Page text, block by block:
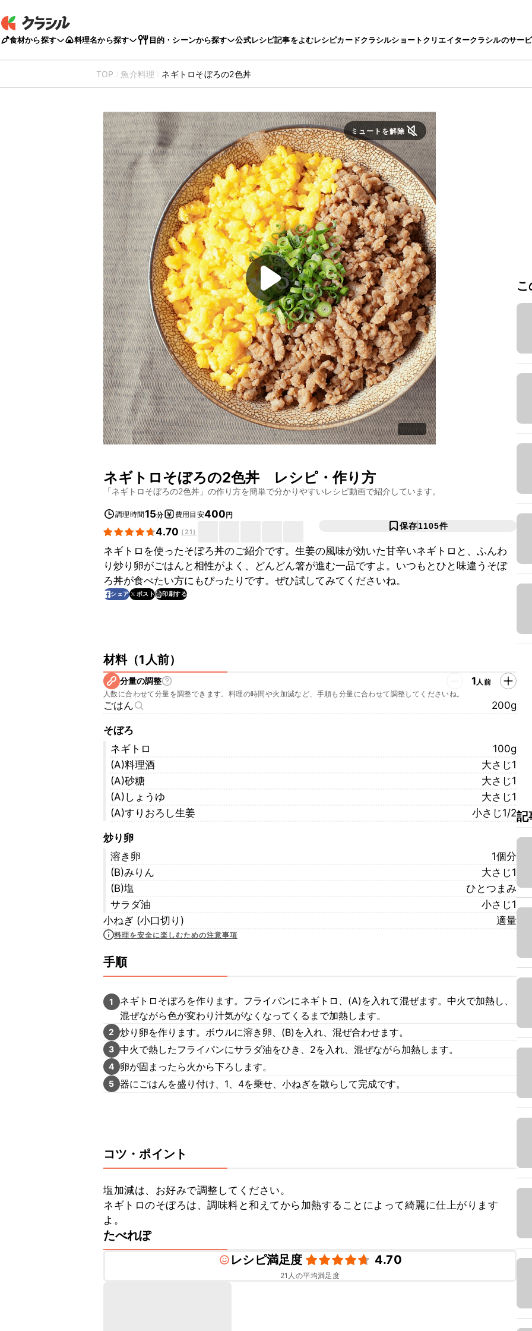
食材から探す 料理名から探す 目的・シーンから探す 公式レシピ記事をよむレシピカードクラシルショートクリエイタークラシルのサー
TOP 魚介料理 ネギトロそぼろの2色丼
ミュートを解除
ネギトロそぼろの2色丼 レシピ・作り方
「ネギトロそぼろの2色丼 」の作り方を簡単で分かりやすいレシピ動画で紹介しています。
調理時間15分 費用目安400円
4.70 (21)
保存1105件
ネギトロを使ったそぼろ丼のご紹介です。生姜の風味が効いた甘辛いネギトロと、ふんわ
り炒り卵がごはんと相性がよく、どんどん箸が進む一品ですよ。いつもとひと味違うそぼ
ろ丼が食べたい方にもぴったりです。ぜひ試してみてくださいね。
シェア ポスト 印刷する
材料（1人前）
分量の調整 1人前
人数に合わせて分量を調整できます。料理の時間や火加減など、手順も分量に合わせて調整してくださいね。
ごはん 200g
そぼろ
ネギトロ
100g
(A)料理酒
大さじ1
(A)砂糖
大さじ1
(A)しょうゆ
大さじ1
(A)すりおろし生姜
小さじ1/2
炒り卵
溶き卵
1個分
(B)みりん
大さじ1
(B)塩
ひとつまみ
サラダ油
小さじ1
小ねぎ (小口切り)
適量
料理を安全に楽しむための注意事項
手順
1
ネギトロそぼろを作ります。フライパンにネギトロ、(A)を入れて混ぜます。中火で加熱し、
混ぜながら色が変わり汁気がなくなってくるまで加熱します。
2 炒り卵を作ります。ボウルに溶き卵、(B)を入れ、混ぜ合わせます。
3 中火で熱したフライパンにサラダ油をひき、2を入れ、混ぜながら加熱します。
4 卵が固まったら火から下ろします。
5 器にごはんを盛り付け、1、4を乗せ、小ねぎを散らして完成です。
コツ・ポイント
塩加減は、お好みで調整してください。
ネギトロのそぼろは、調味料と和えてから加熱することによって綺麗に仕上がります
よ。
たべれぽ
レシピ満足度
4.70
21 人の平均満足度
記